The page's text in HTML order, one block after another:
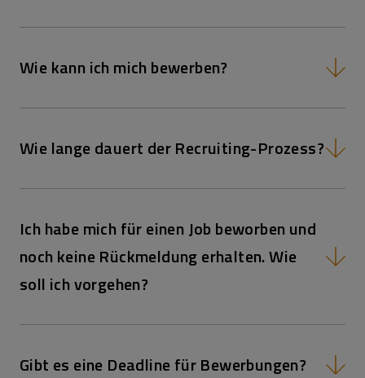
Wie kann ich mich bewerben?
Wie lange dauert der Recruiting-Prozess?
Ich habe mich für einen Job beworben und
noch keine Rückmeldung erhalten. Wie
soll ich vorgehen?
Gibt es eine Deadline für Bewerbungen?